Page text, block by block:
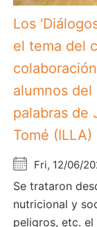
Los
el tema del
alumnos del
palabras de
Tomé (ILLA)
Fri, 12/06/
Se trataron
nutricional y
peligros, etc.